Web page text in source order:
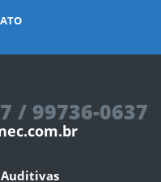
/ 99736-0637
Auditivas